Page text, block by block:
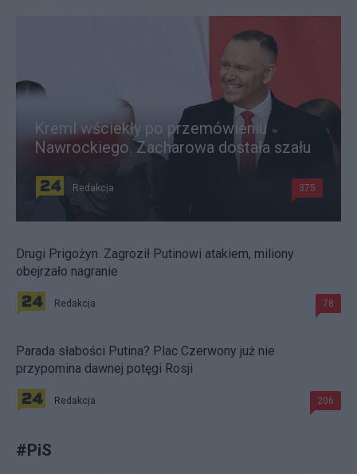
Kreml wściekły po przemówieniu
Nawrockiego. Zacharowa dostała szału
Redakcja 375
Drugi Prigożyn. Zagroził Putinowi atakiem, miliony
obejrzało nagranie
Redakcja 78
Parada słabości Putina? Plac Czerwony już nie
przypomina dawnej potęgi Rosji
Redakcja 206
#PiS